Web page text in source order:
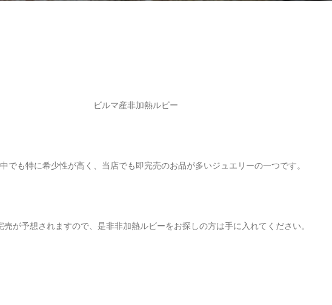
ビルマ産非加熱ルビー
でも特に希少性が高く、当店でも即完売のお品が多いジュエリーの一つです。
売が予想されますので、是非非加熱ルビーをお探しの方は手に入れてください。